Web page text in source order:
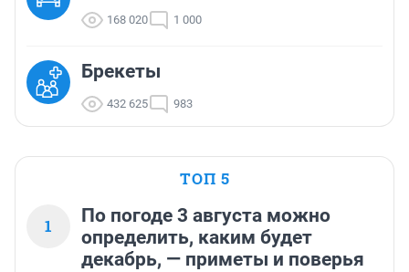
168 020 1 000
Брекеты
432 625 983
ТОП 5
1
По погоде 3 августа можно
определить, каким будет
декабрь, — приметы и поверья